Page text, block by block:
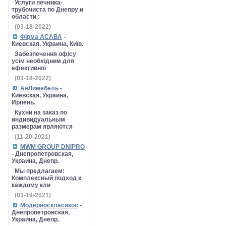
Услуги печника-
трубочиста по Днепру и
области :
(03-18-2022)
Фірма АСАВА -
Киевская, Украина, Київ.
Забезпечення офісу
усім необхідним для
ефективної
(03-18-2022)
АнЛимебель -
Киевская, Украина,
Ирпень.
Кухни на заказ по
индивидуальным
размерам являются
(11-20-2021)
MWM GROUP DNIPRO
- Днепропетровская,
Украина, Днепр.
Мы предлагаем:
Комплексный подход к
каждому кли
(03-19-2021)
Модерноскласикос -
Днепропетровская,
Украина, Днепр.